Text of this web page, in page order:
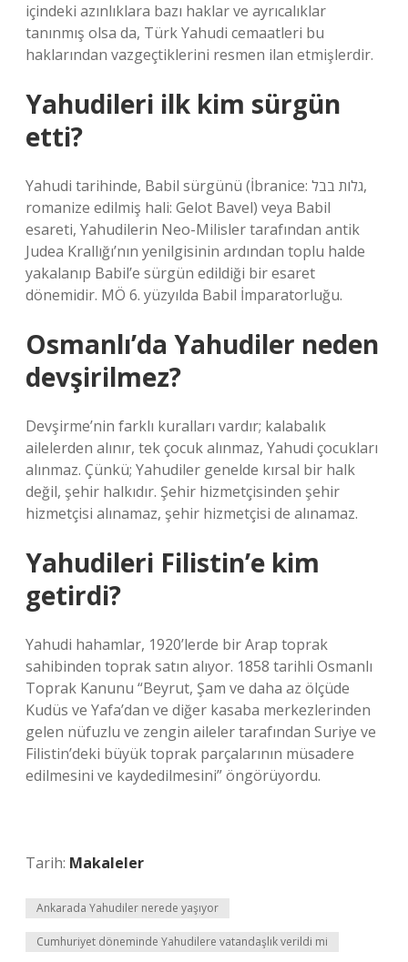
içindeki azınlıklara bazı haklar ve ayrıcalıklar
tanınmış olsa da, Türk Yahudi cemaatleri bu
haklarından vazgeçtiklerini resmen ilan etmişlerdir.
Yahudileri ilk kim sürgün
etti?
Yahudi tarihinde, Babil sürgünü (İbranice: גלות בבל‎,
romanize edilmiş hali: Gelot Bavel) veya Babil
esareti, Yahudilerin Neo-Milisler tarafından antik
Judea Krallığı’nın yenilgisinin ardından toplu halde
yakalanıp Babil’e sürgün edildiği bir esaret
dönemidir. MÖ 6. yüzyılda Babil İmparatorluğu.
Osmanlı’da Yahudiler neden
devşirilmez?
Devşirme’nin farklı kuralları vardır; kalabalık
ailelerden alınır, tek çocuk alınmaz, Yahudi çocukları
alınmaz. Çünkü; Yahudiler genelde kırsal bir halk
değil, şehir halkıdır. Şehir hizmetçisinden şehir
hizmetçisi alınamaz, şehir hizmetçisi de alınamaz.
Yahudileri Filistin’e kim
getirdi?
Yahudi hahamlar, 1920’lerde bir Arap toprak
sahibinden toprak satın alıyor. 1858 tarihli Osmanlı
Toprak Kanunu “Beyrut, Şam ve daha az ölçüde
Kudüs ve Yafa’dan ve diğer kasaba merkezlerinden
gelen nüfuzlu ve zengin aileler tarafından Suriye ve
Filistin’deki büyük toprak parçalarının müsadere
edilmesini ve kaydedilmesini” öngörüyordu.
Tarih: Makaleler
Ankarada Yahudiler nerede yaşıyor
Cumhuriyet döneminde Yahudilere vatandaşlık verildi mi